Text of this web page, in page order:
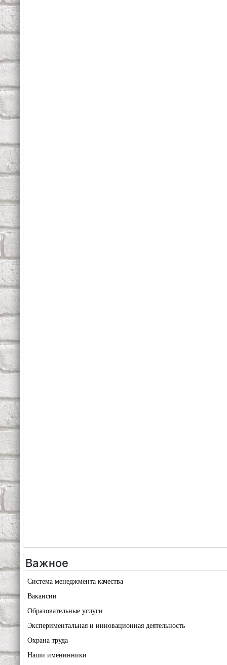
Важное
Система менеджмента качества
Вакансии
Образовательные услуги
Экспериментальная и инновационная деятельность
Охрана труда
Наши именинники